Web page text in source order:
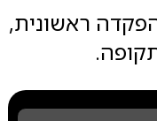
ראשונית,